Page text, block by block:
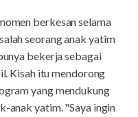
berkesan selama
seorang anak yatim
bekerja sebagai
Kisah itu mendorong
yang mendukung
anak yatim. "Saya ingin